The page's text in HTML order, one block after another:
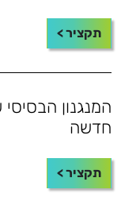
תקציר >
המנגנון
חדשה
תקציר >